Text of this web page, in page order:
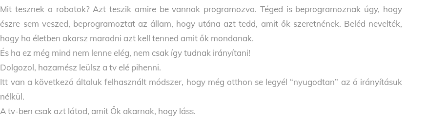
Mit tesznek a robotok? Azt teszik amire be vannak programozva. Téged is beprogramoznak úgy, hogy
észre sem veszed, beprogramoztat az állam, hogy utána azt tedd, amit ők szeretnének. Beléd nevelték,
hogy ha életben akarsz maradni azt kell tenned amit ők mondanak.
És ha ez még mind nem lenne elég, nem csak így tudnak irányítani!
Dolgozol, hazamész leülsz a tv elé pihenni.
Itt van a következő általuk felhasznált módszer, hogy még otthon se legyél “nyugodtan” az ő irányításuk
nélkül.
A tv-ben csak azt látod, amit Ők akarnak, hogy láss.